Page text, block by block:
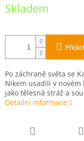
cena:
Skladem
Po záchraně světa se
Nikem usadili v
jako tělesná stráž a
Detailní informace